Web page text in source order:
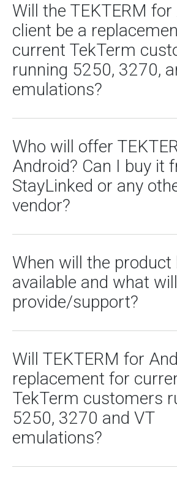
Will the TEKTERM
client be a
current TekTerm
running 5250, 3270,
emulations?
Who will offer
Android? Can I buy it
StayLinked or any
vendor?
When will the product
available and what
provide/support?
Will TEKTERM for
replacement for
TekTerm customers
5250, 3270 and VT
emulations?